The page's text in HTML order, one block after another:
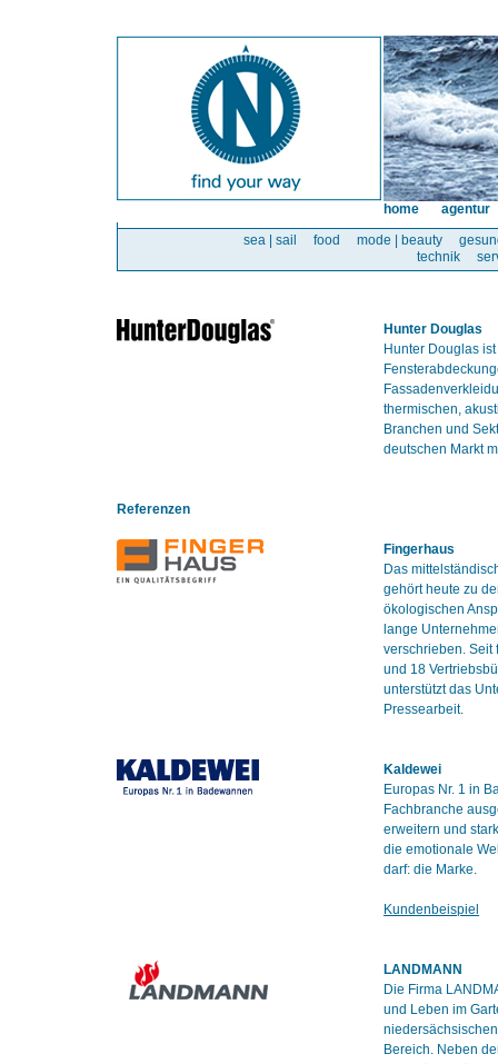
sea | sail food mode | beauty
technik
home agentur
Hunter Douglas
Hunter Douglas
thermischen,
Branchen und
deutschen Markt
Referenzen
Fingerhaus
Das
gehört heute zu
ökologischen
lange
verschrieben. Seit
und 18
unterstützt das
Pressearbeit.
Kaldewei
Europas Nr. 1 in
Fachbranche
erweitern und
die emotionale
darf: die Marke.
Kundenbeispiel
LANDMANN
Die Firma
und Leben im
Bereich. Neben